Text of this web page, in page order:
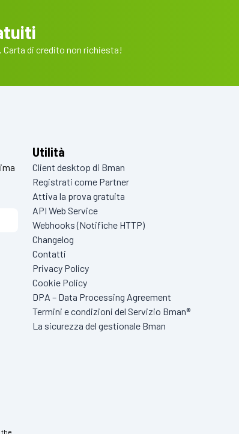
di credito non richiesta!
the
Utilità
Client desktop di Bman
Registrati come Partner
Attiva la prova gratuita
API Web Service
Webhooks (Notifiche HTTP)
Changelog
Contatti
Privacy Policy
Cookie Policy
DPA – Data Processing Agreement
Termini e condizioni del Servizio Bman®
La sicurezza del gestionale Bman